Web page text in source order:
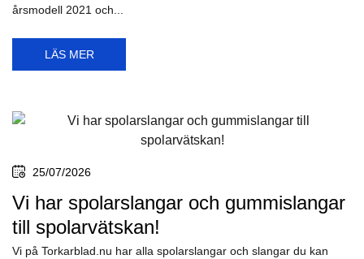
årsmodell 2021 och...
LÄS MER
25/07/2026
Vi har spolarslangar och gummislangar
till spolarvätskan!
Vi på Torkarblad.nu har alla spolarslangar och slangar du kan